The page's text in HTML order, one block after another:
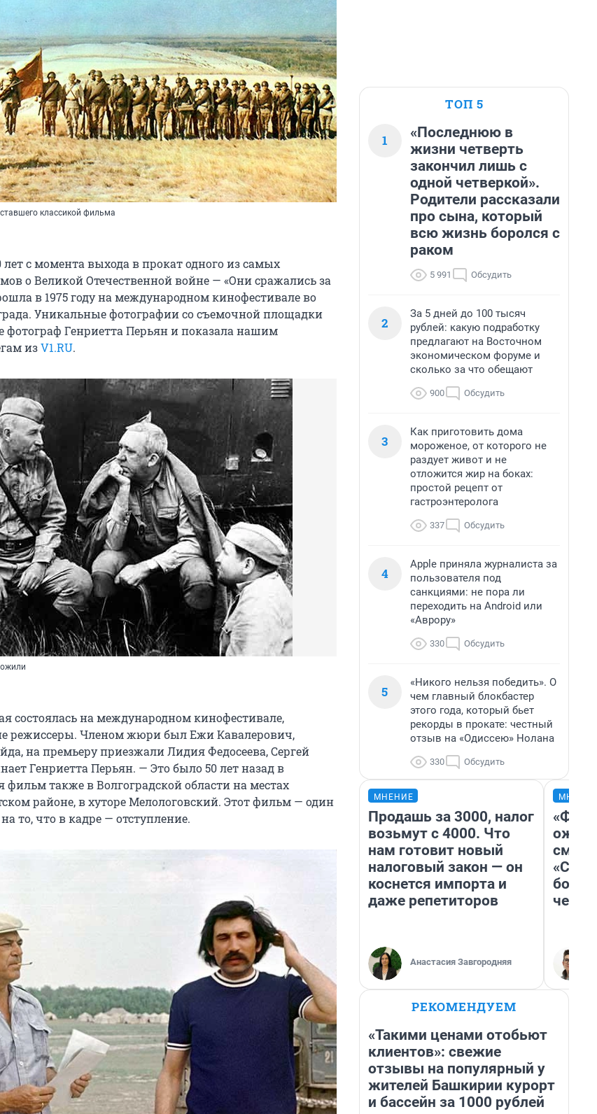
классикой фильма
с момента выхода в прокат одного из самых
о Великой Отечественной войне — «Они сражались за
в 1975 году на международном кинофестивале во
Уникальные фотографии со съемочной площадки
фотограф Генриетта Перьян и показала нашим
изV1.RU.
состоялась на международном кинофестивале,
режиссеры. Членом жюри был Ежи Кавалерович,
на премьеру приезжали Лидия Федосеева, Сергей
Генриетта Перьян. — Это было 50 лет назад в
фильм также в Волгоградской области на местах
районе, в хуторе Мелологовский. Этот фильм — один
то, что в кадре — отступление.
ТОП 5
1
«Последнюю в
жизни четверть
закончил лишь с
одной четверкой».
Родители рассказали
про сына, который
всю жизнь боролся с
раком
5 991 Обсудить
2
За 5 дней до 100 тысяч
рублей: какую подработку
предлагают на Восточном
экономическом форуме и
сколько за что обещают
900 Обсудить
3
Как приготовить дома
мороженое, от которого не
раздует живот и не
отложится жир на боках:
простой рецепт от
гастроэнтеролога
337 Обсудить
4
Apple приняла журналиста за
пользователя под
санкциями: не пора ли
переходить на Android или
«Аврору»
330 Обсудить
5
«Никого нельзя победить». О
чем главный блокбастер
этого года, который бьет
рекорды в прокате: честный
отзыв на «Одиссею» Нолана
330 Обсудить
МНЕНИЕ
Продашь за 3000, налог
возьмут с 4000. Что
нам готовит новый
налоговый закон — он
коснется импорта и
даже репетиторов
Анастасия Завгородняя
РЕКОМЕНДУЕМ
«Такими ценами отобьют
клиентов»: свежие
отзывы на популярный у
жителей Башкирии курорт
и бассейн за 1000 рублей